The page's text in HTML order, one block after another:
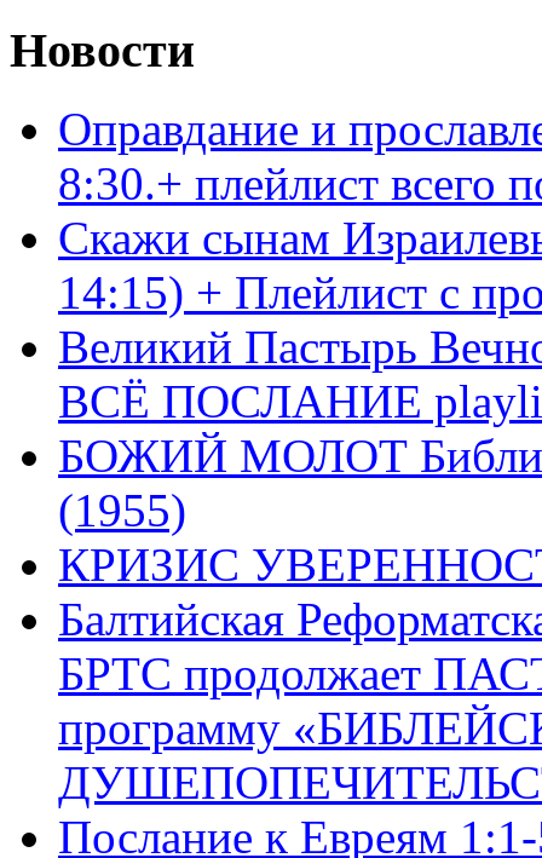
Новости
Оправдание и
8:30.+ плейлист
Скажи сынам
14:15) + Плейлист с
Великий Пастырь
ВСЁ ПОСЛАНИЕ
БОЖИЙ МОЛОТ Библия
(1955)
КРИЗИС
Балтийская
БРТС продолжает
программу
Послание к Евреям